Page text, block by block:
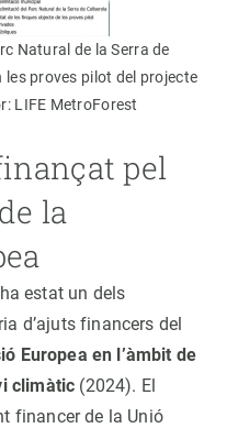
Natural de la Serra de
proves pilot del projecte
LIFE MetroForest
pel
la
estat un dels
d’ajuts financers del
Europea en l’àmbit de
climàtic (2024). El
financer de la Unió